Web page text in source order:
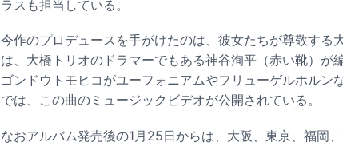
ラスも担当している。
今作のプロデュースを手がけたのは、彼女たちが尊敬する
は、大橋トリオのドラマーでもある神谷洵平（赤い靴）が
ゴンドウトモヒコがユーフォニアムやフリューゲルホル
では、この曲のミュージックビデオが公開されている。
なおアルバム発売後の1月25日からは、大阪、東京、福岡